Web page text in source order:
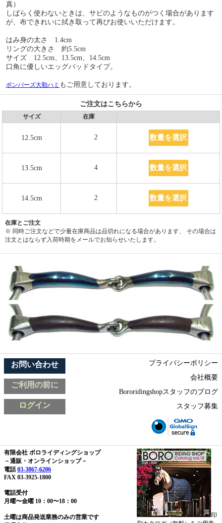
真）
しばらく使わないときは、サビのようなものがつく場合があります
が、布できれいに拭き取って再びお使いいただけます。
はみ身の太さ 1.4cm
リングの大きさ 約5.5cm
サイズ 12.5cm、13.5cm、14.5cm
口角に優しいエッグバッドタイプ。
ボンバーズ大勒ハミ もご用意しております。
ご注文はこちらから
サイズ 在庫
12.5cm 2 数量を選択
13.5cm 4 数量を選択
14.5cm 2 数量を選択
在庫とご注文
※ 同時ご注文などで少量在庫商品は品切れになる場合があります、 その場合は
注文とはならず入荷時期をメールでお知らせいたします。
お問い合わせ
ご利用の前に
ログイン
プライバシーポリシー
会社概要
Bororidingshopスタッフのブログ
スタッフ募集
有限会社 ボロライディングショップ
－通販・オンラインショップ－
電話03-3867-6206
FAX 03-3925-1800
電話受付
月曜〜金曜 10：00〜18：00
土曜は商品発送業務のみの営業です
印